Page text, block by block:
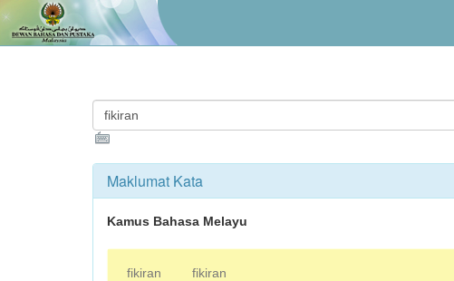
Maklumat Kata
Kamus Bahasa Melayu
fikiran fikiran